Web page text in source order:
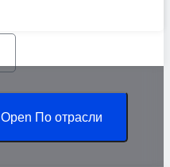
Open По отрасли